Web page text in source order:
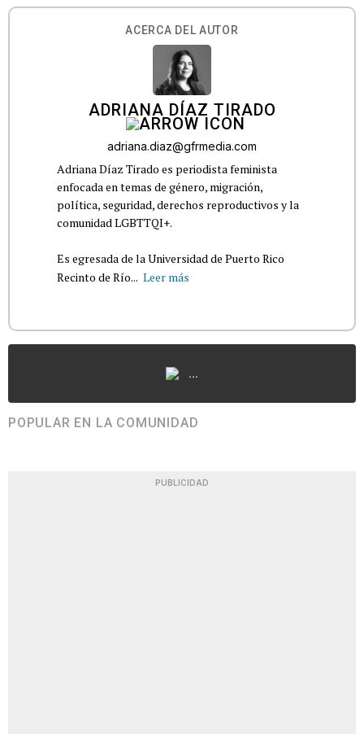
ACERCA DEL AUTOR
ADRIANA DÍAZ TIRADO
adriana.diaz@gfrmedia.com
Adriana Díaz Tirado es periodista feminista
enfocada en temas de género, migración,
política, seguridad, derechos reproductivos y la
comunidad LGBTTQI+.
Es egresada de la Universidad de Puerto Rico
Recinto de Río... Leer más
...
POPULAR EN LA COMUNIDAD
PUBLICIDAD